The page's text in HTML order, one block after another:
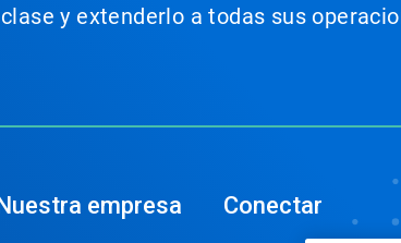
y extenderlo a todas sus
empresa Conectar